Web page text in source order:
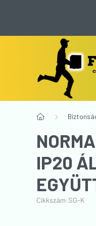
IP20
Cikkszám:SG-K